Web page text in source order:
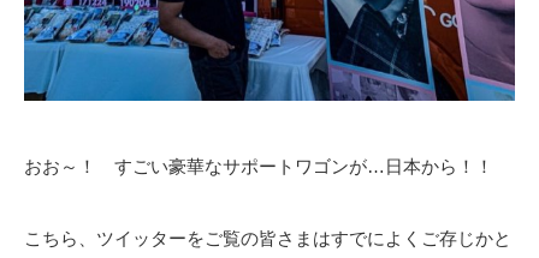
おお～！ すごい豪華なサポートワゴンが…日本から！！
こちら、ツイッターをご覧の皆さまはすでによくご存じかと